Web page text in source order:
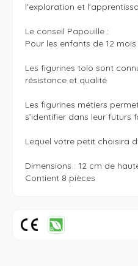
l'exploration et
Le conseil Papouille :
Pour les enfants de 12
Les figurines tolo sont
résistance et qualité
Les figurines métiers
s’identifier dans leur futurs
Lequel votre petit choisira
Dimensions : 12 cm de
Contient 8 pièces